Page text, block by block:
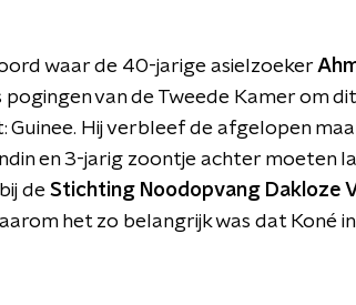
waar de 40-jarige asielzoeker
pogingen van de Tweede Kamer om
Guinee. Hij verbleef de afgelopen
en 3-jarig zoontje achter moeten
de Stichting Noodopvang Dakloze
het zo belangrijk was dat Koné